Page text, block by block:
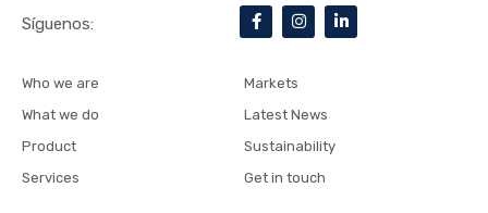
F
a
c
b
o
o
k
-
I
n
s
g
r
a
m
L
i
n
Síguenos:
Who we are
What we do
Product
Services
Markets
Latest News
Sustainability
Get in touch